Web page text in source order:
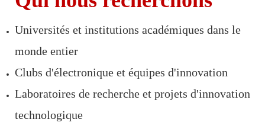
Universités et institutions académiques dans le
monde entier
Clubs d'électronique et équipes d'innovation
Laboratoires de recherche et projets d'innovation
technologique